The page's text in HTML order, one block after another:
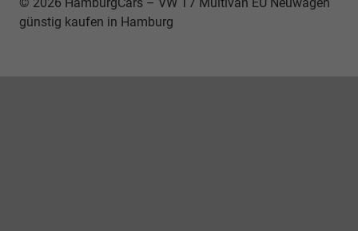
günstig kaufen in Hamburg